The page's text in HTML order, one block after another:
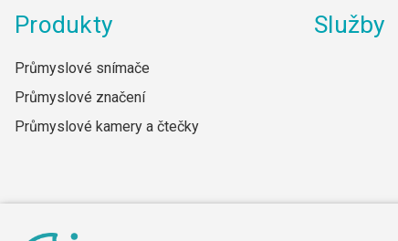
Produkty
Průmyslové snímače
Průmyslové značení
Průmyslové kamery a čtečky
Služby